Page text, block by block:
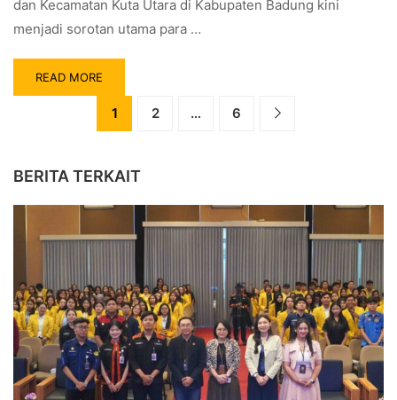
dan Kecamatan Kuta Utara di Kabupaten Badung kini
menjadi sorotan utama para …
READ MORE
1 2 … 6
BERITA TERKAIT